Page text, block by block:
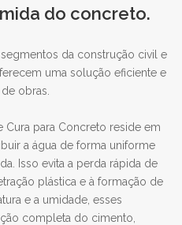
do concreto.
da construção civil e
uma solução eficiente e
obras.
Cura para Concreto reside em
a água de forma uniforme
Isso evita a perda rápida de
plástica e à formação de
e a umidade, esses
completa do cimento,